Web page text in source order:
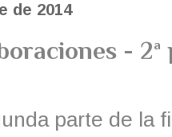
de 2014
-
parte de la